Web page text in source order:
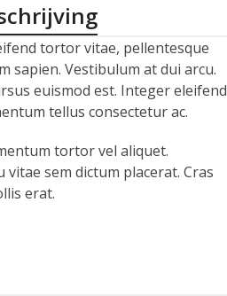
tortor vitae, pellentesque
sapien. Vestibulum at dui arcu.
euismod est. Integer eleifend
tellus consectetur ac.
tortor vel aliquet.
sem dictum placerat. Cras
erat.